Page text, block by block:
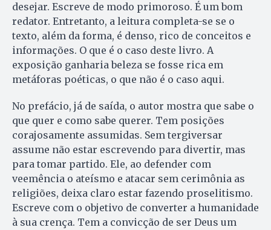
desejar. Escreve de modo primoroso. É um bom
redator. Entretanto, a leitura completa-se se o
texto, além da forma, é denso, rico de conceitos e
informações. O que é o caso deste livro. A
exposição ganharia beleza se fosse rica em
metáforas poéticas, o que não é o caso aqui.
No prefácio, já de saída, o autor mostra que sabe o
que quer e como sabe querer. Tem posições
corajosamente assumidas. Sem tergiversar
assume não estar escrevendo para divertir, mas
para tomar partido. Ele, ao defender com
veemência o ateísmo e atacar sem cerimônia as
religiões, deixa claro estar fazendo proselitismo.
Escreve com o objetivo de converter a humanidade
à sua crença. Tem a convicção de ser Deus um